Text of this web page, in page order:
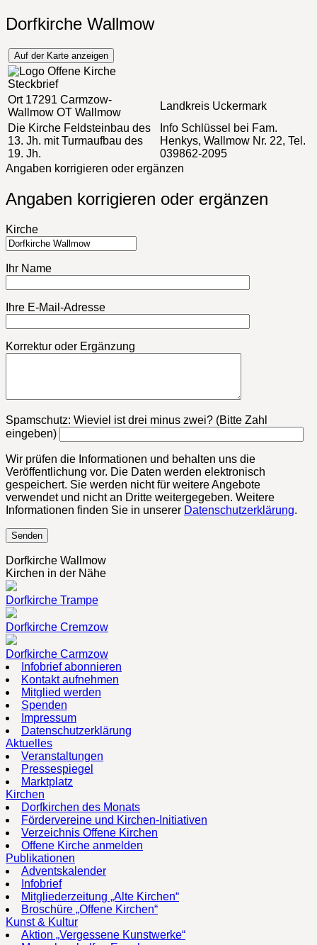
Dorfkirche Wallmow
Auf der Karte anzeigen
Steckbrief
Ort17291 Carmzow-
Wallmow OT Wallmow
Landkreis Uckermark
Die Kirche Feldsteinbau des
13. Jh. mit Turmaufbau des
19. Jh.
Info Schlüssel bei Fam.
Henkys, Wallmow Nr. 22, Tel.
039862-2095
Angaben korrigieren oder ergänzen
Angaben korrigieren oder ergänzen
Kirche
Ihr Name
Ihre E-Mail-Adresse
Korrektur oder Ergänzung
Bitte lasse dieses Feld leer.
Spamschutz: Wieviel ist drei minus zwei? (Bitte Zahl
eingeben)
Wir prüfen die Informationen und behalten uns die
Veröffentlichung vor. Die Daten werden elektronisch
gespeichert. Sie werden nicht für weitere Angebote
verwendet und nicht an Dritte weitergegeben. Weitere
Informationen finden Sie in unserer Datenschutzerklärung.
Dorfkirche Wallmow
Kirchen in der Nähe
Dorfkirche Trampe
Dorfkirche Cremzow
Dorfkirche Carmzow
Infobrief abonnieren
Kontakt aufnehmen
Mitglied werden
Spenden
Impressum
Datenschutzerklärung
Aktuelles
Veranstaltungen
Pressespiegel
Marktplatz
Kirchen
Dorfkirchen des Monats
Fördervereine und Kirchen-Initiativen
Verzeichnis Offene Kirchen
Offene Kirche anmelden
Publikationen
Adventskalender
Infobrief
Mitgliederzeitung „Alte Kirchen“
Broschüre „Offene Kirchen“
Kunst & Kultur
Aktion „Vergessene Kunstwerke“